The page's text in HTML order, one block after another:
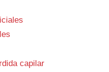
capilar